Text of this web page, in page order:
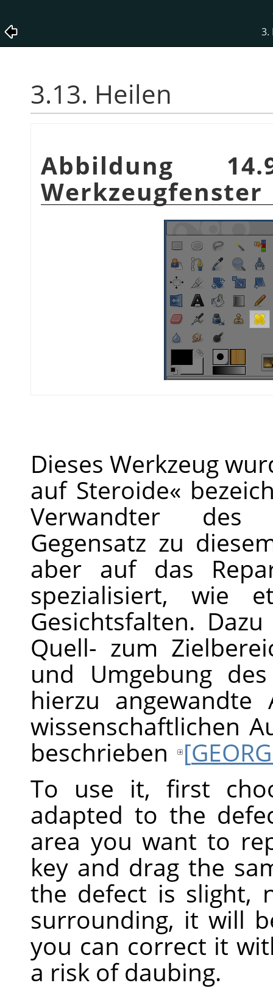
3.
3.13. Heilen
Abbildung
Werkzeugfenster
Dieses Werkzeug
auf Steroide«
Verwandter des
Gegensatz zu
aber auf das
spezialisiert, wie
Gesichtsfalten.
Quell- zum
und Umgebung
hierzu
wissenschaftlichen
beschrieben [
To use it, first
adapted to the
area you want to
key and drag the
the defect is slight,
surrounding, it will
you can correct it
a risk of daubing.